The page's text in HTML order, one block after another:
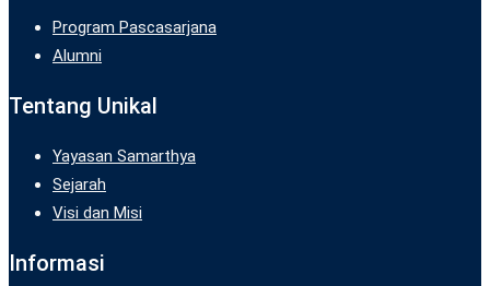
Program Pascasarjana
Alumni
Tentang Unikal
Yayasan Samarthya
Sejarah
Visi dan Misi
Informasi